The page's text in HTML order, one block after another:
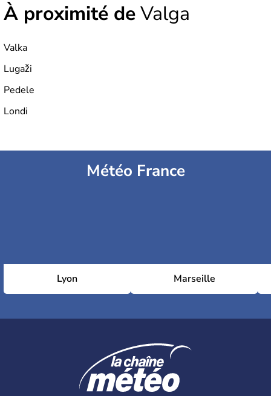
À proximité deValga
Valka
Lugaži
Pedele
Londi
Météo France
Lyon Marseille